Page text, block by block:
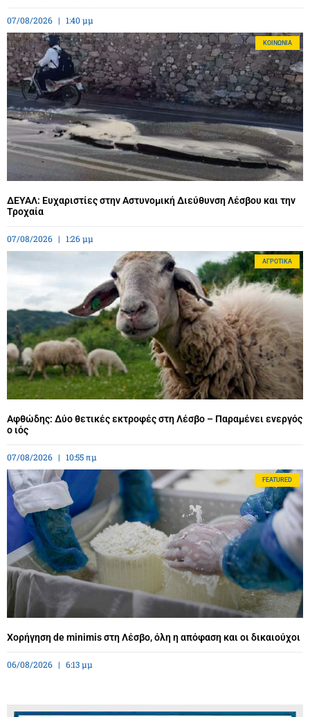
07/08/2026 1:40 μμ
ΚΟΙΝΩΝΊΑ
ΔΕΥΑΛ: Ευχαριστίες στην Αστυνομική Διεύθυνση Λέσβου και την
Τροχαία
07/08/2026 1:26 μμ
ΑΓΡΟΤΙΚΆ
Αφθώδης: Δύο θετικές εκτροφές στη Λέσβο – Παραμένει ενεργός
ο ιός
07/08/2026 10:55 πμ
FEATURED
Χορήγηση de minimis στη Λέσβο, όλη η απόφαση και οι δικαιούχοι
06/08/2026 6:13 μμ